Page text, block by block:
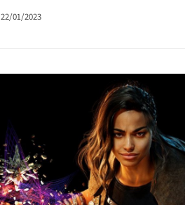
22/01/2023